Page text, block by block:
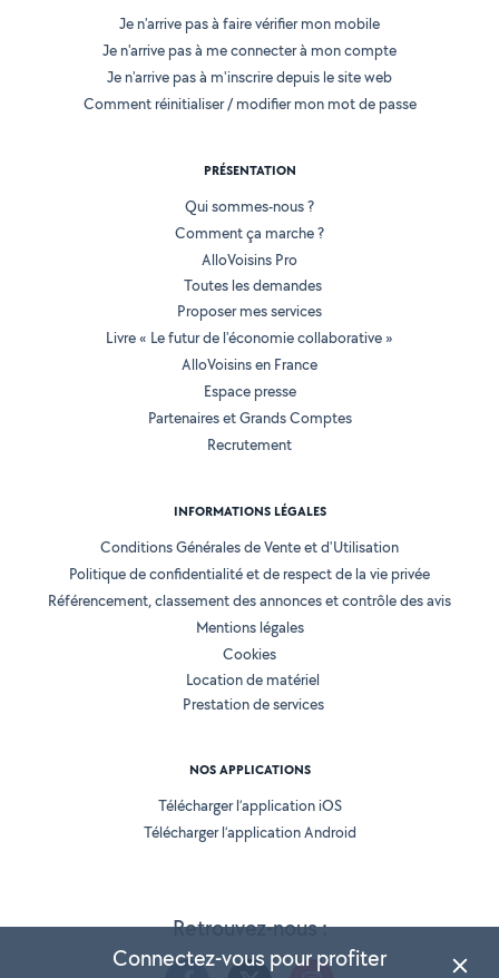
Retrouvez-nous :
Je n'arrive pas à faire vérifier mon mobile
Je n'arrive pas à me connecter à mon compte
Je n'arrive pas à m'inscrire depuis le site web
Comment réinitialiser / modifier mon mot de passe
PRÉSENTATION
Qui sommes-nous ?
Comment ça marche ?
AlloVoisins Pro
Toutes les demandes
Proposer mes services
Livre « Le futur de l'économie collaborative »
AlloVoisins en France
Espace presse
Partenaires et Grands Comptes
Recrutement
INFORMATIONS LÉGALES
Conditions Générales de Vente et d'Utilisation
Politique de confidentialité et de respect de la vie privée
Référencement, classement des annonces et contrôle des avis
Mentions légales
Cookies
Location de matériel
Prestation de services
NOS APPLICATIONS
Télécharger l’application iOS
Télécharger l’application Android
Connectez-vous pour profiter